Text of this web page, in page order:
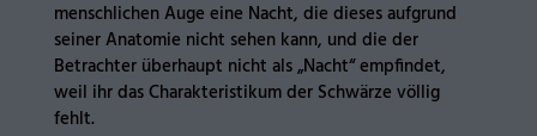
menschlichen Auge eine Nacht, die dieses aufgrund
seiner Anatomie nicht sehen kann, und die der
Betrachter überhaupt nicht als „Nacht“ empfindet,
weil ihr das Charakteristikum der Schwärze völlig
fehlt.